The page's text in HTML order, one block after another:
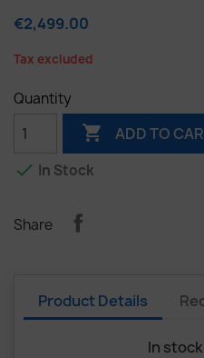
€2,499.00
Tax excluded
Quantity
 ADD TO
 In Stock
Share
Product Details
In stock